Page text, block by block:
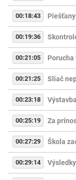
00:18:43
00:19:36
00:21:05
00:21:25 Sliač
00:23:18
00:25:19 Za
00:27:29 Škola
00:29:14